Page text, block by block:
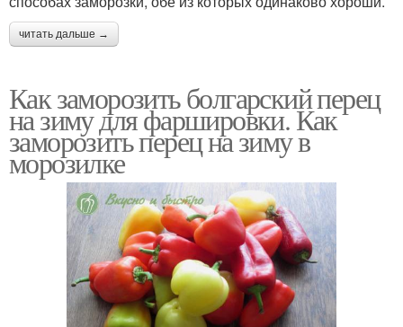
читать дальше →
Как заморозить болгарский перец
на зиму для фаршировки. Как
заморозить перец на зиму в
морозилке